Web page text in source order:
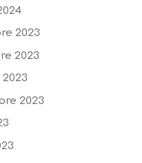
2023
2023
2023